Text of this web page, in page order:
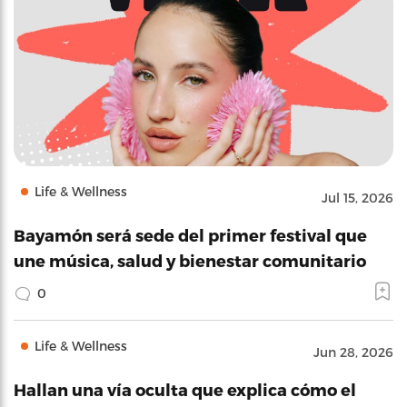
Life & Wellness Jul 15, 2026
Bayamón será sede del primer festival que
une música, salud y bienestar comunitario
0
Life & Wellness Jun 28, 2026
Hallan una vía oculta que explica cómo el